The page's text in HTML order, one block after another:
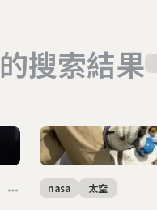
的搜索結果
nasa 太空